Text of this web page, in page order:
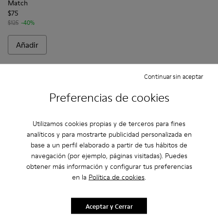
Preferencias de cookies
Utilizamos cookies propias y de terceros para fines
analíticos y para mostrarte publicidad personalizada en
base a un perfil elaborado a partir de tus hábitos de
navegación (por ejemplo, páginas visitadas). Puedes
obtener más información y configurar tus preferencias
en la Política de cookies.
Continuar sin aceptar
Aceptar y Cerrar
Match
$75
$125 -40%
Añadir
Preguntas Frecuentes sobre Match